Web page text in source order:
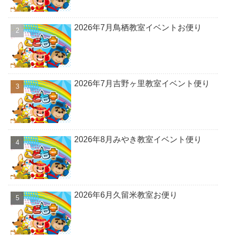
2026年7月鳥栖教室イベントお便り
2026年7月吉野ヶ里教室イベント便り
2026年8月みやき教室イベント便り
2026年6月久留米教室お便り